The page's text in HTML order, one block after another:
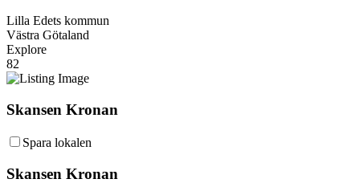
Lilla Edets kommun
Västra Götaland
Explore
82
Skansen Kronan
Spara lokalen
Skansen Kronan